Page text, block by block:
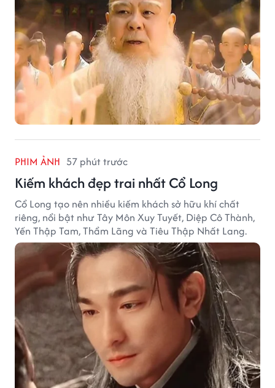
PHIM ẢNH 57 phút trước
Kiếm khách đẹp trai nhất Cổ Long
Cổ Long tạo nên nhiều kiếm khách sở hữu khí chất
riêng, nổi bật như Tây Môn Xuy Tuyết, Diệp Cô Thành,
Yến Thập Tam, Thẩm Lãng và Tiêu Thập Nhất Lang.